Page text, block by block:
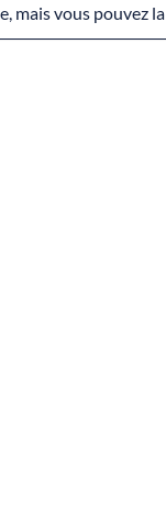
mais vous pouvez